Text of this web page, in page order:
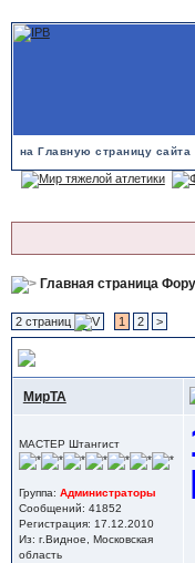
на Главную страницу сайта
Главная страница
2 страниц 1 2 >
МирТА
МАСТЕР Штангист
Группа: Администраторы
Сообщений: 41852
Регистрация: 17.12.2010
Из: г.Видное, Московская
область